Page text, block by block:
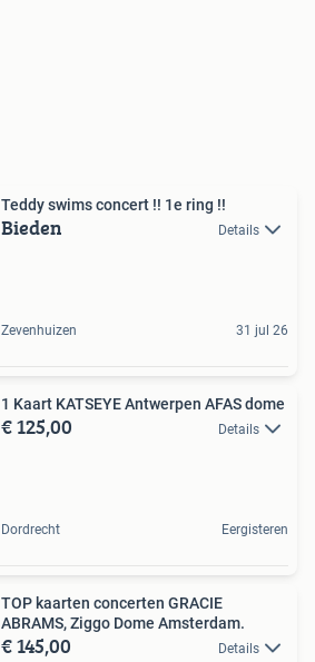
Teddy swims concert !! 1e ring !!
Bieden Details
Zevenhuizen 31 jul 26
1 Kaart KATSEYE Antwerpen AFAS dome
€ 125,00 Details
Dordrecht Eergisteren
TOP kaarten concerten GRACIE
ABRAMS, Ziggo Dome Amsterdam.
€ 145,00 Details